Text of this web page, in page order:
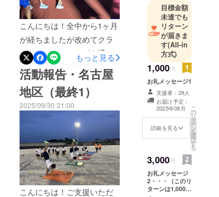
う大舞台を経験し、その後
すぐに愛知県ジュニアオリ
ンピック、そして10月開催
のU16全国大会に向けて、
それぞれの目標に向かって
日々の練習に励んでいま
す。この1ヶ月間、学校生活
と競技の両立という多忙な
きな怪我なく元気に取り組
むことができています。こ
れもひとえに、皆さまから
の温かいご支援のおかげで
す。選手本人はもちろん、
こんにちは！全中から1ヶ月
が経ちましたが改めてクラ
ウドファンディングを通し
て皆様からの多大なるご支
援・ご声援ありがとうござ
いました！本日は岡崎地区
の最終報告をさせていただ
きます。今週に入り、気温
がグッと下がり非常に運動
しやすい環境となりまし
た。選手たちは次なるス
テージ・目標に向かってス
タートしております！高校
もっと見る
活動報告・名古屋
地区（最終1）
2025/09/30 21:00
こんにちは！ご支援いただ
目的：ス
ポーツを通
して「人間
力向上」、
子供の時期
に基礎運動
能力を高め
る
目標金額
未達でも
リターン
が届きま
す(All-in
方式)
1,000円
お礼メッセージ1
支援者：29人
お届け予定：
2025年08月
詳細を見る
こ
の
リ
タ
ー
ン
を
選
択
す
る
3,000円
お礼メッセージ
2・・・（このリ
ターンは1,000円